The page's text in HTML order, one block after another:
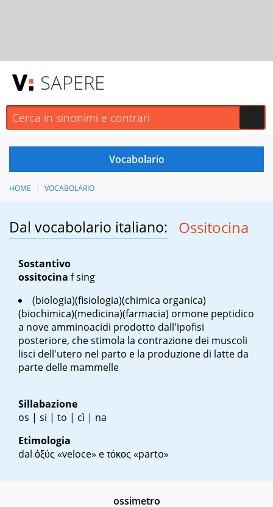
SAPERE
HOME VOCABOLARIO
Dal vocabolario italiano: Ossitocina
Sostantivo
ossitocina fsing
(biologia)(fisiologia)(chimica organica)
(biochimica)(medicina)(farmacia) ormone peptidico
a nove amminoacidi prodotto dall'ipofisi
posteriore, che stimola la contrazione dei muscoli
lisci dell'utero nel parto e la produzione di latte da
parte delle mammelle
Sillabazione
os | si | to | cì | na
Etimologia
dal ὀξύς «veloce» e τόκος «parto»
ossimetro